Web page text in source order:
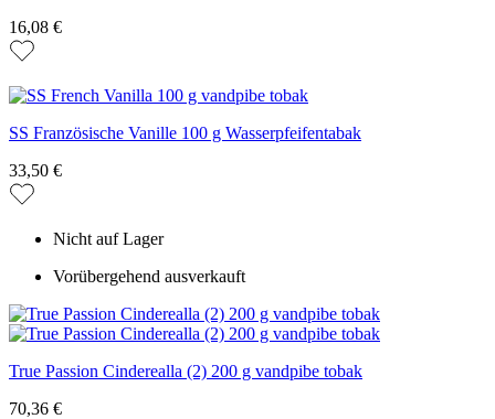
16,08 €
SS Französische Vanille 100 g Wasserpfeifentabak
33,50 €
Nicht auf Lager
Vorübergehend ausverkauft
True Passion Cinderealla (2) 200 g vandpibe tobak
70,36 €